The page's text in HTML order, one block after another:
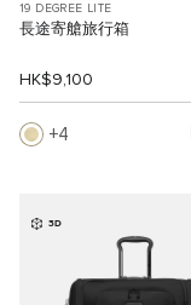
19 DEGREE LITE
長途寄艙旅行箱
HK$9,100
4
3D